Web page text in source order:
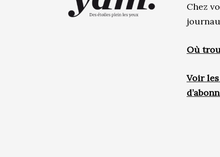
Chez
Où
Voir